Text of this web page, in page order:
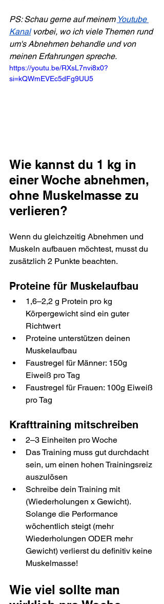
PS: Schau gerne auf meinem Youtube
Kanal vorbei, wo ich viele Themen rund
um's Abnehmen behandle und von
meinen Erfahrungen spreche.
https://youtu.be/RXsL7nvi8x0?
si=kQWmEVEc5dFg9UU5
Wie kannst du 1 kg in
einer Woche abnehmen,
ohne Muskelmasse zu
verlieren?
Wenn du gleichzeitig Abnehmen und
Muskeln aufbauen möchtest, musst du
zusätzlich 2 Punkte beachten.
Proteine für Muskelaufbau
1,6–2,2 g Protein pro kg
Körpergewicht sind ein guter
Richtwert
Proteine unterstützen deinen
Muskelaufbau
Faustregel für Männer: 150g
Eiweiß pro Tag
Faustregel für Frauen: 100g Eiweiß
pro Tag
Krafttraining mitschreiben
2–3 Einheiten pro Woche
Das Training muss gut durchdacht
sein, um einen hohen Trainingsreiz
auszulösen
Schreibe dein Training mit
(Wiederholungen x Gewicht).
Solange die Performance
wöchentlich steigt (mehr
Wiederholungen ODER mehr
Gewicht) verlierst du definitiv keine
Muskelmasse!
Wie viel sollte man